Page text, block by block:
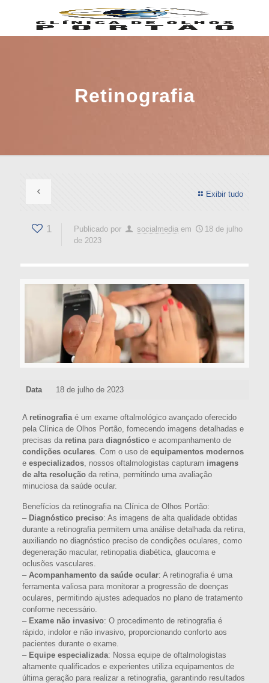
Retinografia
Exibir tudo
1 Publicado por socialmedia em
18 de julho
de 2023
Data 18 de julho de 2023
A retinografiaé um exame oftalmológico avançado oferecido
pela Clínica de Olhos Portão, fornecendo imagens detalhadas e
precisas da retinapara diagnósticoe acompanhamento de
condições oculares. Com o uso de equipamentos modernos
e especializados, nossos oftalmologistas capturam imagens
de alta resoluçãoda retina, permitindo uma avaliação
minuciosa da saúde ocular.
Benefícios da retinografia na Clínica de Olhos Portão:
– Diagnóstico preciso: As imagens de alta qualidade obtidas
durante a retinografia permitem uma análise detalhada da retina,
auxiliando no diagnóstico preciso de condições oculares, como
degeneração macular, retinopatia diabética, glaucoma e
oclusões vasculares.
– Acompanhamento da saúde ocular: A retinografia é uma
ferramenta valiosa para monitorar a progressão de doenças
oculares, permitindo ajustes adequados no plano de tratamento
conforme necessário.
– Exame não invasivo: O procedimento de retinografia é
rápido, indolor e não invasivo, proporcionando conforto aos
pacientes durante o exame.
– Equipe especializada: Nossa equipe de oftalmologistas
altamente qualificados e experientes utiliza equipamentos de
última geração para realizar a retinografia, garantindo resultados